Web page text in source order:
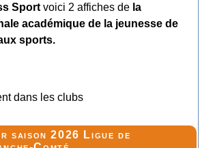
Sportvoici 2 affiches dela
académique de la jeunesse de
sports.
dans les clubs
saison 2026 Ligue de